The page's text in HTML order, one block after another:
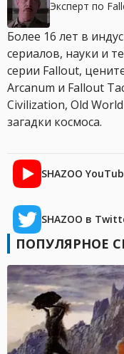
Эксперт по
Более 16 лет в
сериалов, науки и
серии Fallout,
Arcanum и Fallout
Civilization, Old
загадки космоса.
SHAZOO
SHAZOO в
ПОПУЛЯРНОЕ